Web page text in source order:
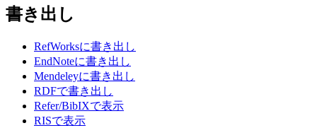
書き出し
RefWorksに書き出し
EndNoteに書き出し
Mendeleyに書き出し
RDFで書き出し
Refer/BibIXで表示
RISで表示